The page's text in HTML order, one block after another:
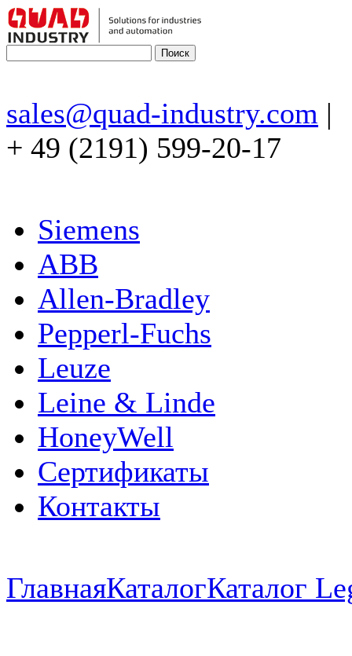
sales@quad-industry.com |
+ 49 (2191) 599-20-17
Siemens
ABB
Allen-Bradley
Pepperl-Fuchs
Leuze
Leine & Linde
HoneyWell
Сертификаты
Контакты
ГлавнаяКаталогКаталог